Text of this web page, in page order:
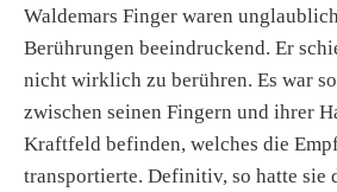
Waldemars Finger waren
Berührungen beeindruckend. Er
nicht wirklich zu berühren. Es war
zwischen seinen Fingern und ihrer
Kraftfeld befinden, welches die
transportierte. Definitiv, so hatte sie